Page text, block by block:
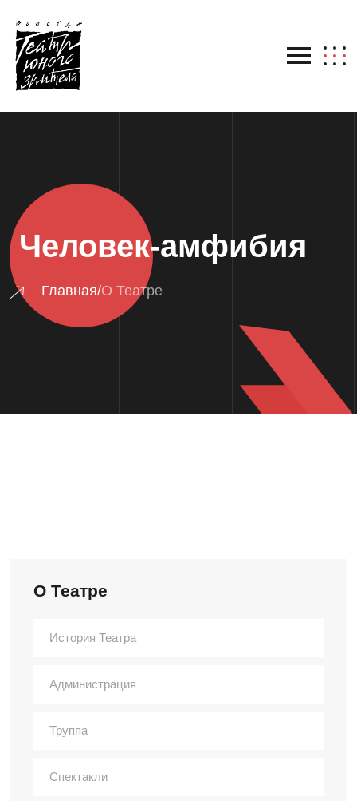
Человек-амфибия
Главная/О Театре
О Театре
История Театра
Администрация
Труппа
Спектакли